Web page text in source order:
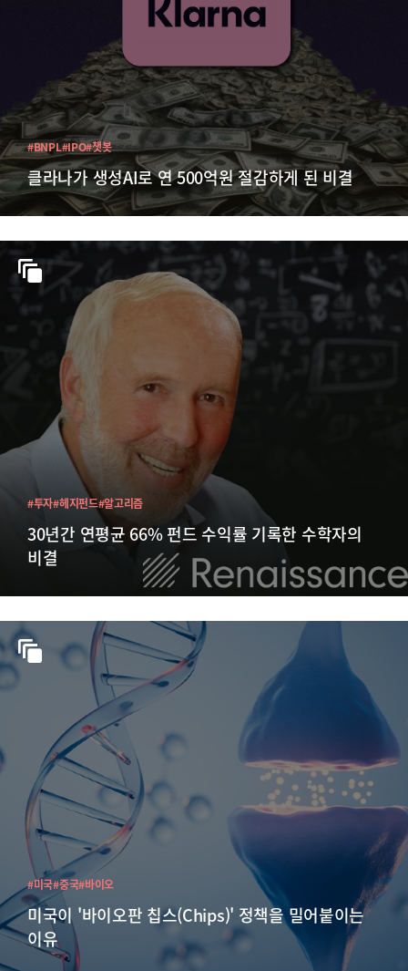
클라나가 생성AI로 연 500억원 절감하게 된 비결
#BNPL#IPO#챗봇
30년간 연평균 66% 펀드 수익률 기록한 수학자의
비결
#투자#헤지펀드#알고리즘
미국이 '바이오판 칩스(Chips)' 정책을 밀어붙이는
이유
#미국#중국#바이오